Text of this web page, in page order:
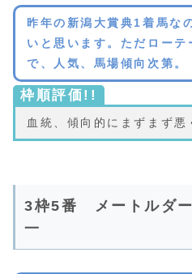
昨年の新潟大賞典1着馬な
いと思います。ただロー
で、人気、馬場傾向次第。
枠順評価!!
血統、傾向的にまずまず悪
3枠5番 メートルダ
一